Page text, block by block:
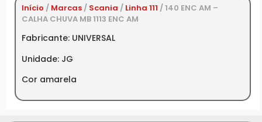
Início / Marcas / Scania / Linha 111 / 140 ENC AM –
CALHA CHUVA MB 1113 ENC AM
Fabricante: UNIVERSAL
Unidade: JG
Cor amarela